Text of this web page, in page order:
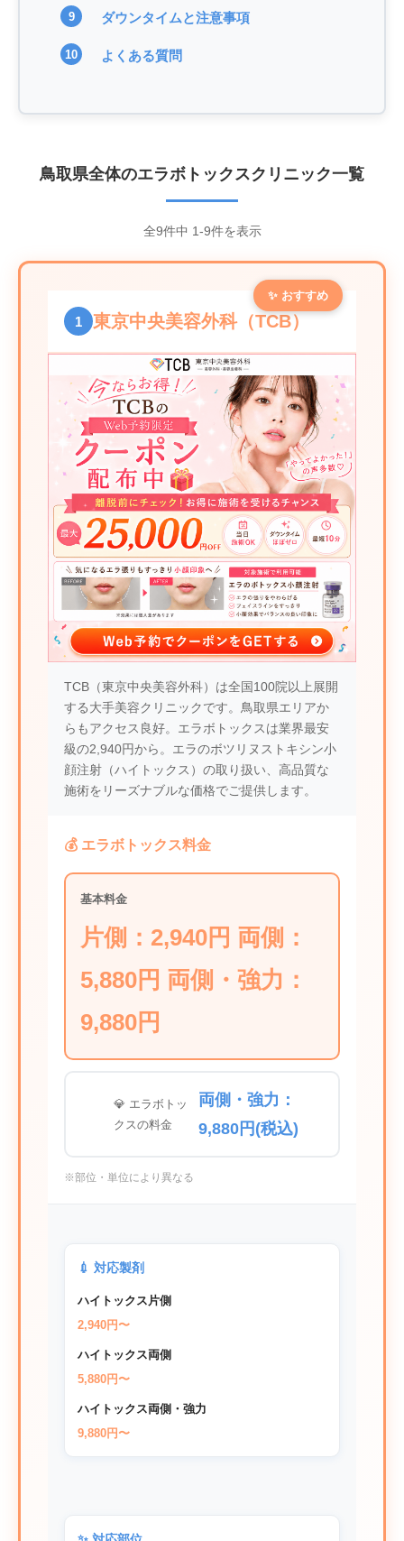
ダウンタイムと注意事項
よくある質問
鳥取県全体のエラボトックスクリニック一覧
全9件中 1-9件を表示
✨ おすすめ
1 東京中央美容外科（TCB）
TCB（東京中央美容外科）は全国100院以上展開
する大手美容クリニックです。鳥取県エリアか
らもアクセス良好。エラボトックスは業界最安
級の2,940円から。エラのボツリヌストキシン小
顔注射（ハイトックス）の取り扱い、高品質な
施術をリーズナブルな価格でご提供します。
💰 エラボトックス料金
基本料金
片側：2,940円 両側：
5,880円 両側・強力：
9,880円
💎 エラボトッ
クスの料金
両側・強力：
9,880円(税込)
※部位・単位により異なる
💉 対応製剤
ハイトックス片側
2,940円〜
ハイトックス両側
5,880円〜
ハイトックス両側・強力
9,880円〜